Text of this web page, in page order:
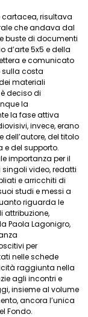
cartacea, risultava
che andava dal
buste di documenti
d’arte 5x5 e della
e comunicato
sulla costa
materiali
deciso di
la
la fase attiva
invece, erano
dell’autore, del titolo
e del supporto.
importanza per il
video, redatti
e arricchiti di
studi e messi a
riguarda le
attribuzione,
Paola Lagonigro,
per
nelle schede
raggiunta nella
agli incontri e
insieme al volume
ancora l’unica
Fondo.